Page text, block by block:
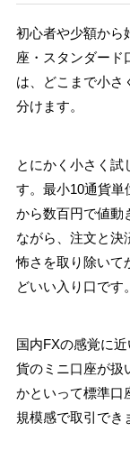
初心者や少額から
座・スタンダード
は、どこまで小さ
分けます。
とにかく小さく試
す。最小10通貨単
から数百円で値動
ながら、注文と決
怖さを取り除いて
どいい入り口です。
国内FXの感覚に
貨のミニ口座が扱
かといって標準口
規模感で取引でき